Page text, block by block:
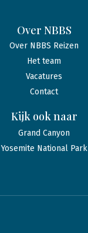
Over NBBS
Over NBBS Reizen
Het team
Vacatures
Contact
Kijk ook naar
Grand Canyon
Yosemite National Park